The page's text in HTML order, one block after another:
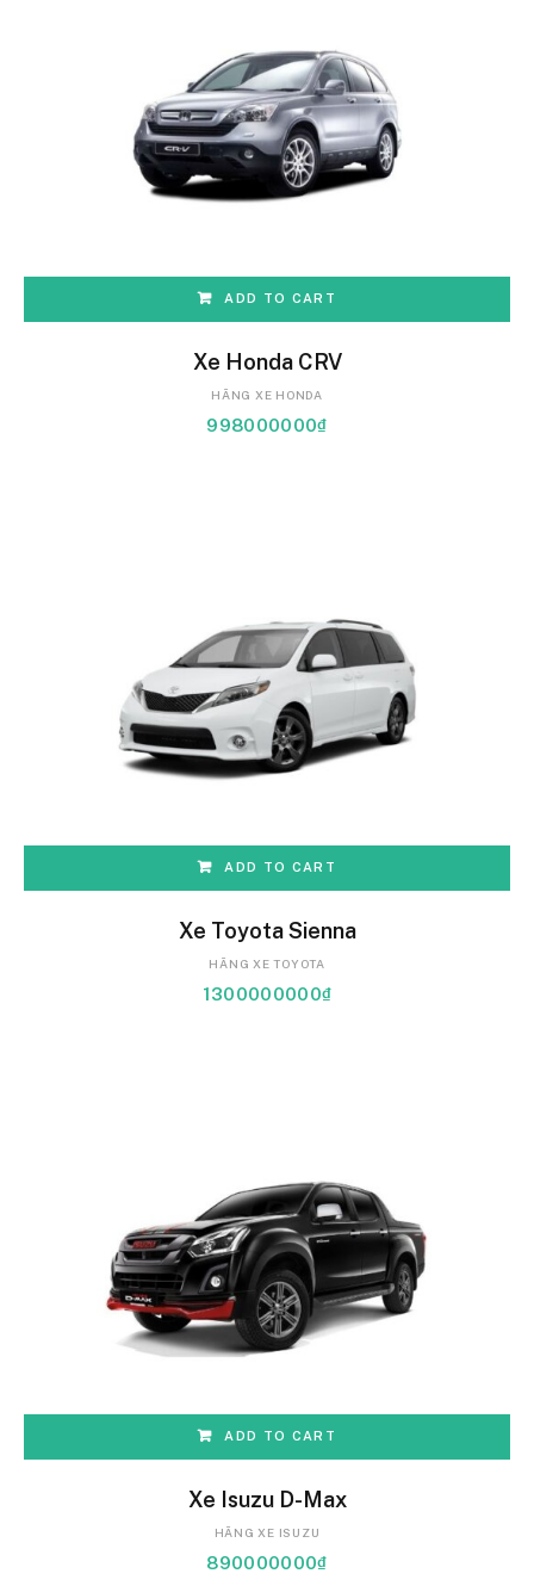
ADD TO CART
Xe Honda CRV
HÃNG XE HONDA
998000000₫
ADD TO CART
Xe Toyota Sienna
HÃNG XE TOYOTA
1300000000₫
ADD TO CART
Xe Isuzu D-Max
HÃNG XE ISUZU
890000000₫